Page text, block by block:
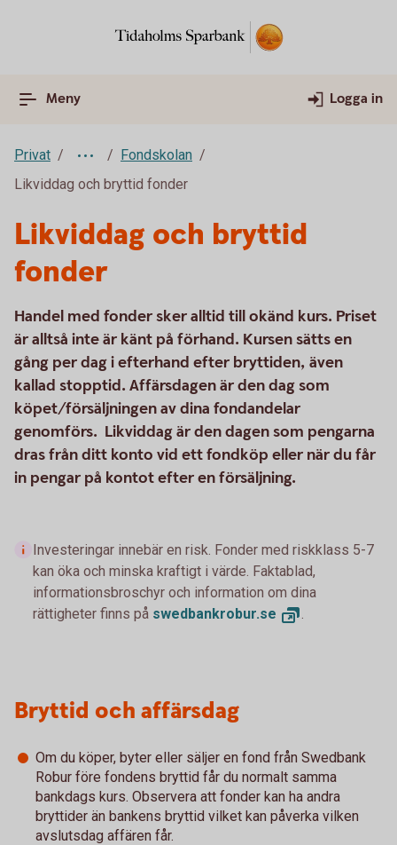
Meny Logga in
Privat
Fondskolan
Likviddag och bryttid fonder
Likviddag och bryttid
fonder
Handel med fonder sker alltid till okänd kurs. Priset
är alltså inte är känt på förhand. Kursen sätts en
gång per dag i efterhand efter bryttiden, även
kallad stopptid. Affärsdagen är den dag som
köpet/försäljningen av dina fondandelar
genomförs. Likviddag är den dagen som pengarna
dras från ditt konto vid ett fondköp eller när du får
in pengar på kontot efter en försäljning.
Investeringar innebär en risk. Fonder med riskklass 5-7
kan öka och minska kraftigt i värde. Faktablad,
informationsbroschyr och information om dina
rättigheter finns på swedbankrobur.se .
Bryttid och affärsdag
Om du köper, byter eller säljer en fond från Swedbank
Robur före fondens bryttid får du normalt samma
bankdags kurs. Observera att fonder kan ha andra
bryttider än bankens bryttid vilket kan påverka vilken
avslutsdag affären får.